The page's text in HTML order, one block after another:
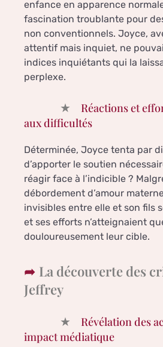
enfance en apparence
fascination troublante pour
non conventionnels. Joyce,
attentif mais inquiet, ne
indices inquiétants qui la
perplexe.
Réactions et
aux difficultés
Déterminée, Joyce tenta par
d’apporter le soutien
réagir face à l’indicible ?
débordement d’amour
invisibles entre elle et son fils
et ses efforts n’atteignaient
douloureusement leur cible.
La découverte des
Jeffrey
Révélation des
impact médiatique